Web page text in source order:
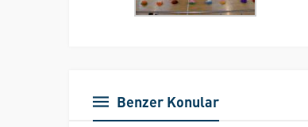
Benzer Konular